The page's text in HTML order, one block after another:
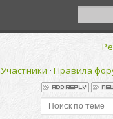
Участники · Правила